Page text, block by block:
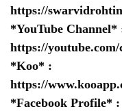
https://
*YouTube Channel*
https://
*Koo* :
https://
*Facebook Profile* :